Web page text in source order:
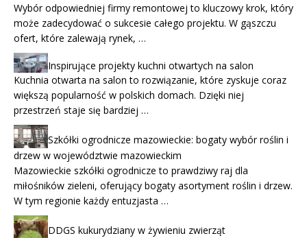
Wybór odpowiedniej firmy remontowej to kluczowy krok, który
może zadecydować o sukcesie całego projektu. W gąszczu
ofert, które zalewają rynek, …
Inspirujące projekty kuchni otwartych na salon
Kuchnia otwarta na salon to rozwiązanie, które zyskuje coraz
większą popularność w polskich domach. Dzięki niej
przestrzeń staje się bardziej …
Szkółki ogrodnicze mazowieckie: bogaty wybór roślin i
drzew w województwie mazowieckim
Mazowieckie szkółki ogrodnicze to prawdziwy raj dla
miłośników zieleni, oferujący bogaty asortyment roślin i drzew.
W tym regionie każdy entuzjasta …
DDGS kukurydziany w żywieniu zwierząt